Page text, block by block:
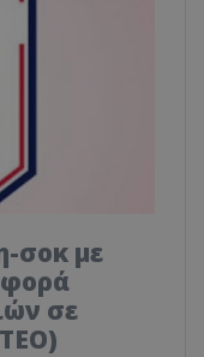
σοκ με
σε